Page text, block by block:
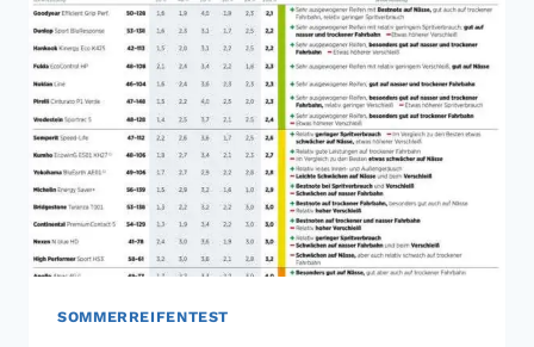
SOMMERREIFENTEST